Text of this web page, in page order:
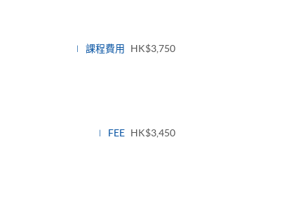
課程費用 HK$3,750
FEE HK$3,450